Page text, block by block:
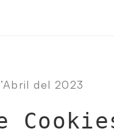
del 2023